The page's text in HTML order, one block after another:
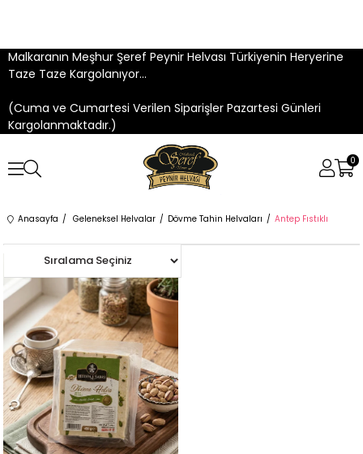
Malkaranın Meşhur Şeref Peynir Helvası Türkiyenin Heryerine
Taze Taze Kargolanıyor...
(Cuma ve Cumartesi Verilen Siparişler Pazartesi Günleri
Kargolanmaktadır.)
0
Anasayfa Geleneksel Helvalar Dövme Tahin Helvaları Antep Fıstıklı
Ürün